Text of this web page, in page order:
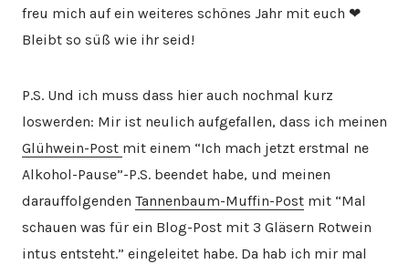
freu mich auf ein weiteres schönes Jahr mit euch ❤
Bleibt so süß wie ihr seid!
P.S. Und ich muss dass hier auch nochmal kurz
loswerden: Mir ist neulich aufgefallen, dass ich meinen
Glühwein-Post mit einem “Ich mach jetzt erstmal ne
Alkohol-Pause”-P.S. beendet habe, und meinen
darauffolgenden Tannenbaum-Muffin-Post mit “Mal
schauen was für ein Blog-Post mit 3 Gläsern Rotwein
intus entsteht.” eingeleitet habe. Da hab ich mir mal